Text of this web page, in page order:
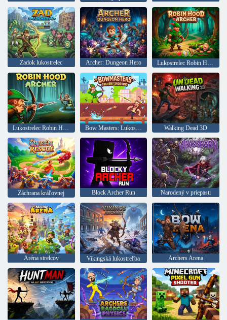
Zadok lukostrelec Archer: Dungeon Hero Lukostrelec Robin Hood
Bow Masters: Lukostreľba od Walking Dead 3D
Záchrana kráľovnej Block Archer Run Narodený v priepasti
Aréna strelcov Vikingská lukostreľba Archers Arena